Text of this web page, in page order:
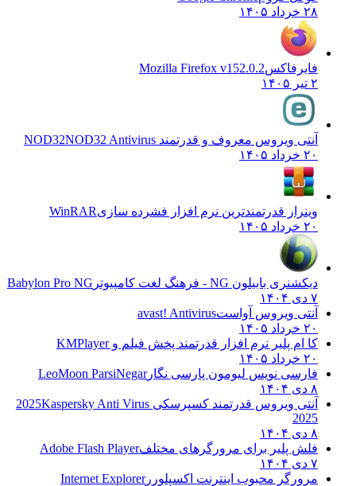
فایرفاکس Mozilla Firefox v152.0.2
آنتی ویروس معروف و قدرتمند NOD32NOD32 Antivirus
وینرار قدرتمندترین نرم افزار فشرده سازی WinRAR
دیکشنری بابیلون NG - فرهنگ لغت کامپیوتر
Babylon Pro NG
آنتی ویروس آواست avast! Antivirus
کا ام پلیر نرم افزار قدرتمند پخش فیلم وKMPlayer
فارسی نویس لیومون پارسی نگارLeoMoon ParsiNegar
آنتی ویروس قدرتمند کسپرسکی 2025 Kaspersky Anti Virus
فلش پلیر برای مرورگرهای مختلفAdobe Flash Player
مرورگر محبوب اینترنت اکسپلوررInternet Explorer